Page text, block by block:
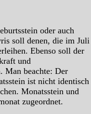
oder auch
soll denen, die im Juli
Ebenso soll der
und
Man beachte: Der
ist nicht
Monatsstein und
zugeordnet.